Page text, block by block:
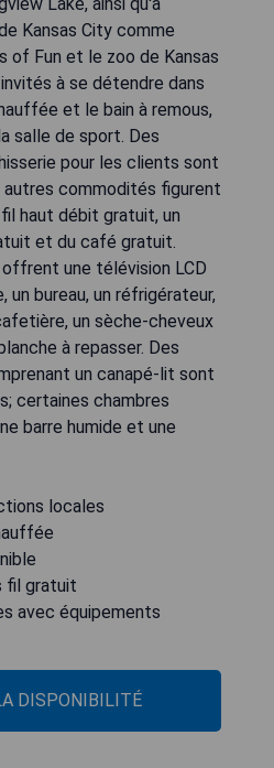
Kansas City comme
of Fun et le zoo de Kansas
à se détendre dans
et le bain à remous,
salle de sport. Des
pour les clients sont
autres commodités figurent
haut débit gratuit, un
et du café gratuit.
une télévision LCD
un bureau, un réfrigérateur,
un sèche-cheveux
à repasser. Des
un canapé-lit sont
certaines chambres
barre humide et une
locales
fil gratuit
avec équipements
DISPONIBILITÉ